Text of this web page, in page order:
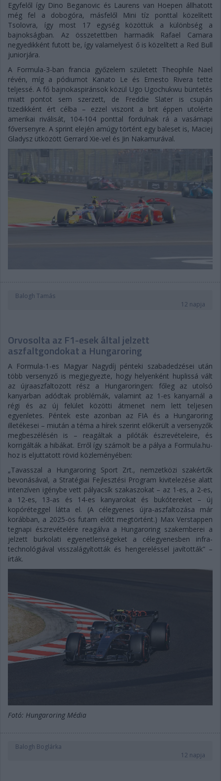
Egyfelől így Dino Beganovic és Laurens van Hoepen állhatott
még fel a dobogóra, másfelől Mini tíz ponttal közelített
Tsolovra, így most 17 egység közöttük a különbség a
bajnokságban. Az összetettben harmadik Rafael Camara
negyedikként futott be, így valamelyest ő is közelített a Red Bull
juniorjára.
A Formula-3-ban francia győzelem született Theophile Nael
révén, míg a pódiumot Kanato Le és Ernesto Rivera tette
teljessé. A fő bajnokaspiránsok közül Ugo Ugochukwu büntetés
miatt pontot sem szerzett, de Freddie Slater is csupán
tizedikként ért célba – ezzel viszont a brit éppen utolérte
amerikai riválisát, 104-104 ponttal fordulnak rá a vasárnapi
főversenyre. A sprint elején amúgy történt egy baleset is, Maciej
Gladysz ütközött Gerrard Xie-vel és Jin Nakamurával.
Balogh Tamás
12 napja
Orvosolta az F1-esek által jelzett
aszfaltgondokat a Hungaroring
A Formula-1-es Magyar Nagydíj pénteki szabadedzései után
több versenyző is megjegyezte, hogy helyenként huplissá vált
az újraaszfaltozott rész a Hungaroringen: főleg az utolsó
kanyarban adódtak problémák, valamint az 1-es kanyarnál a
régi és az új felület közötti átmenet nem lett teljesen
egyenletes. Péntek este azonban az FIA és a Hungaroring
illetékesei – miután a téma a hírek szerint előkerült a versenyzők
megbeszélésén is – reagáltak a pilóták észrevételeire, és
korrigálták a hibákat. Erről így számolt be a pálya a Formula.hu-
hoz is eljuttatott rövid közleményében:
„Tavasszal a Hungaroring Sport Zrt., nemzetközi szakértők
bevonásával, a Stratégiai Fejlesztési Program kivitelezése alatt
intenzíven igénybe vett pályacsík szakaszokat – az 1-es, a 2-es,
a 12-es, 13-as és 14-es kanyarokat és bukótereket – új
kopóréteggel látta el. (A célegyenes újra-aszfaltozása már
korábban, a 2025-ös futam előtt megtörtént.) Max Verstappen
tegnapi észrevételére reagálva a Hungaroring szakemberei a
jelzett burkolati egyenetlenségeket a célegyenesben infra-
technológiával visszalágyították és hengereléssel javították” –
írták.
Fotó: Hungaroring Média
Balogh Boglárka
12 napja